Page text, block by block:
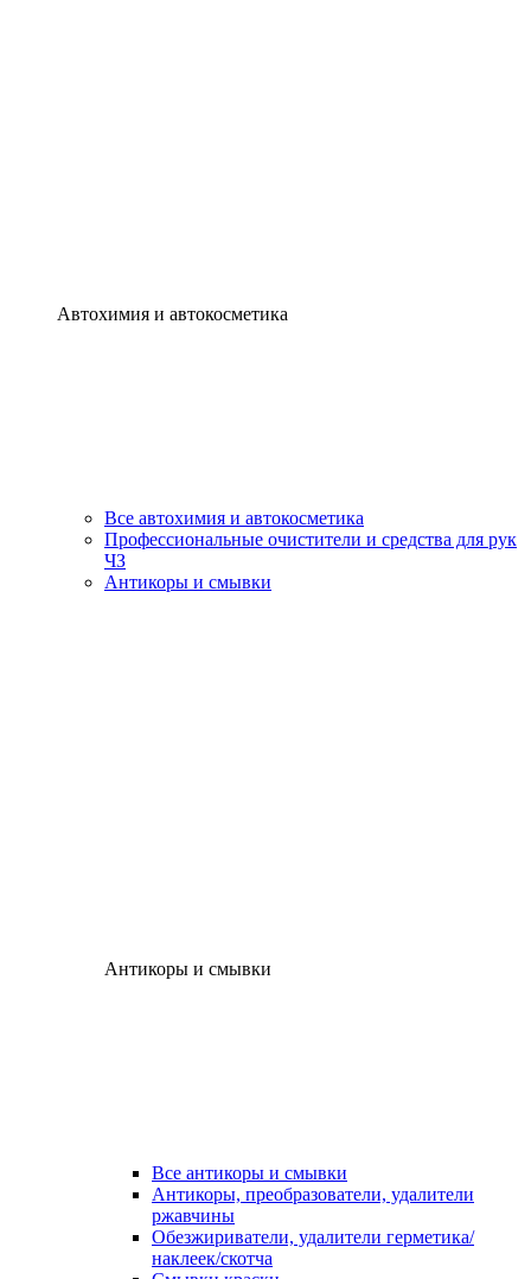
Автохимия и автокосметика
Все автохимия и автокосметика
Профессиональные очистители и средства для рук
ЧЗ
Антикоры и смывки
Антикоры и смывки
Все антикоры и смывки
Антикоры, преобразователи, удалители
ржавчины
Обезжириватели, удалители герметика/
наклеек/скотча